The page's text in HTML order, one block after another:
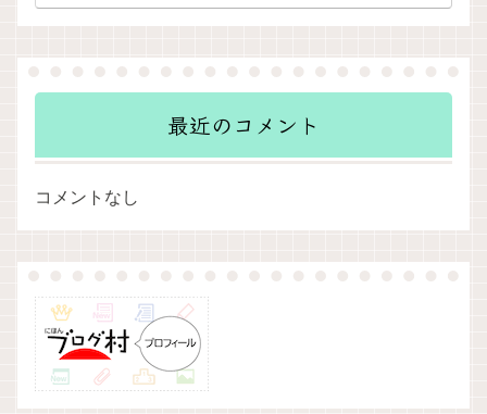
最近のコメント
コメントなし